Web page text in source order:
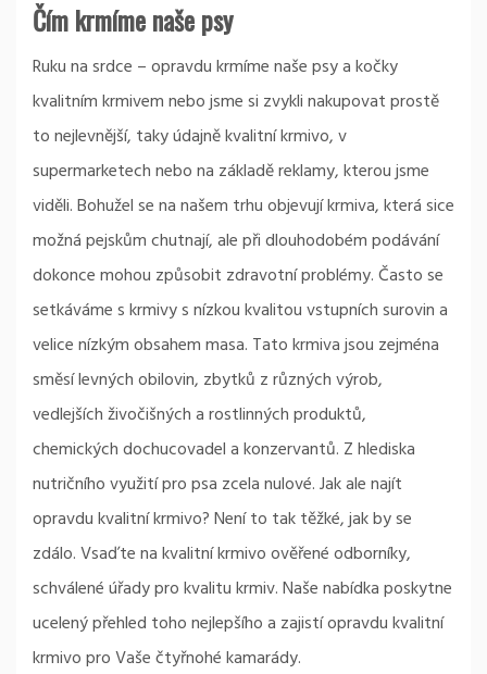
Čím krmíme naše psy
Ruku na srdce – opravdu krmíme naše psy a kočky
kvalitním krmivem nebo jsme si zvykli nakupovat prostě
to nejlevnější, taky údajně kvalitní krmivo, v
supermarketech nebo na základě reklamy, kterou jsme
viděli. Bohužel se na našem trhu objevují krmiva, která sice
možná pejskům chutnají, ale při dlouhodobém podávání
dokonce mohou způsobit zdravotní problémy. Často se
setkáváme s krmivy s nízkou kvalitou vstupních surovin a
velice nízkým obsahem masa. Tato krmiva jsou zejména
směsí levných obilovin, zbytků z různých výrob,
vedlejších živočišných a rostlinných produktů,
chemických dochucovadel a konzervantů. Z hlediska
nutričního využití pro psa zcela nulové. Jak ale najít
opravdu kvalitní krmivo? Není to tak těžké, jak by se
zdálo. Vsaďte na kvalitní krmivo ověřené odborníky,
schválené úřady pro kvalitu krmiv. Naše nabídka poskytne
ucelený přehled toho nejlepšího a zajistí opravdu kvalitní
krmivo pro Vaše čtyřnohé kamarády.